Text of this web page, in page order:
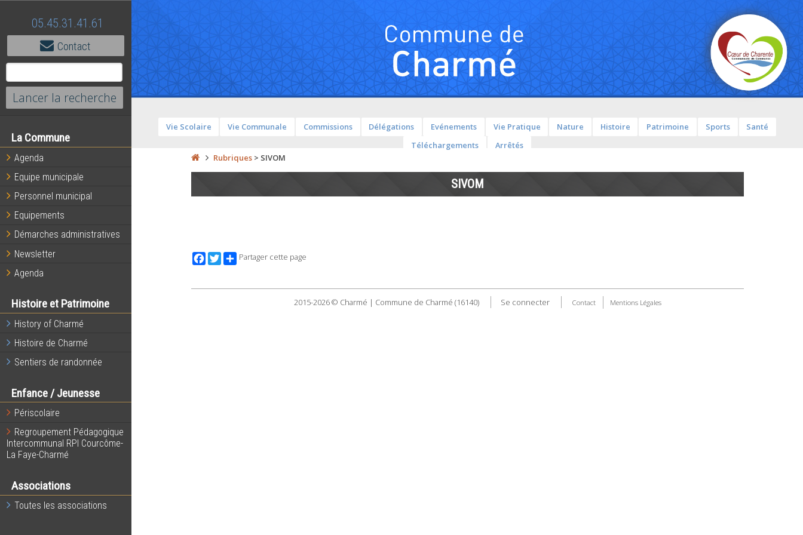
05.45.31.41.61
Contact
La Commune
Agenda
Equipe municipale
Personnel municipal
Equipements
Démarches administratives
Newsletter
Agenda
Histoire et Patrimoine
History of Charmé
Histoire de Charmé
Sentiers de randonnée
Enfance / Jeunesse
Périscolaire
Regroupement Pédagogique
Intercommunal RPI Courcôme-
La Faye-Charmé
Associations
Toutes les associations
Vie Scolaire Vie Communale Commissions Délégations Evénements Vie Pratique Nature Histoire Patrimoine Sports
Santé
Téléchargements
Arrêtés
Rubriques> SIVOM
SIVOM
Facebook
TwitterPartager cette page
2015-2026 © Charmé | Commune de Charmé (16140) Se connecter Contact Mentions Légales